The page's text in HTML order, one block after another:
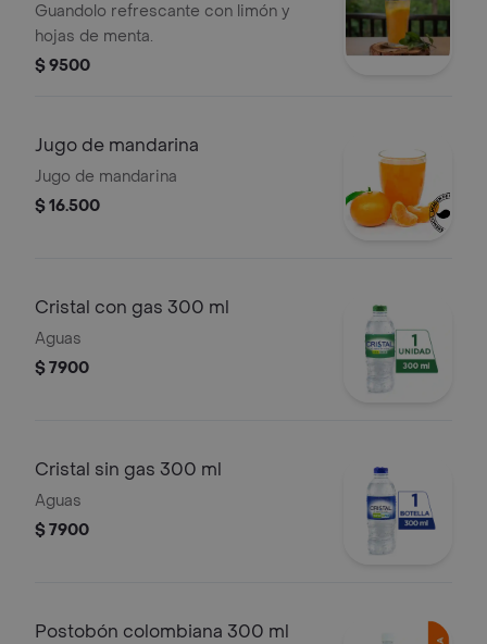
Guandolo refrescante con limón y
hojas de menta.
$ 9500
Jugo de mandarina
Jugo de mandarina
$ 16.500
Cristal con gas 300 ml
Aguas
$ 7900
Cristal sin gas 300 ml
Aguas
$ 7900
Postobón colombiana 300 ml